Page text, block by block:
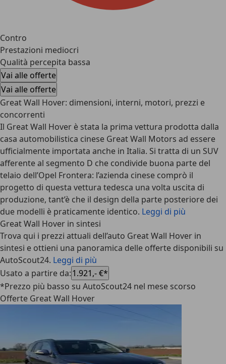
Contro
Prestazioni mediocri
Qualità percepita bassa
Vai alle offerte
Vai alle offerte
Great Wall Hover: dimensioni, interni, motori, prezzi e
concorrenti
Il Great Wall Hover è stata la prima vettura prodotta dalla
casa automobilistica cinese Great Wall Motors ad essere
ufficialmente importata anche in Italia. Si tratta di un SUV
afferente al segmento D che condivide buona parte del
telaio dell’Opel Frontera: l’azienda cinese comprò il
progetto di questa vettura tedesca una volta uscita di
produzione, tant’è che il design della parte posteriore dei
due modelli è praticamente identico. Leggi di più
Great Wall Hover in sintesi
Trova qui i prezzi attuali dell’auto Great Wall Hover in
sintesi e ottieni una panoramica delle offerte disponibili su
AutoScout24. Leggi di più
Usato a partire da:1.921,- €*
*Prezzo più basso su AutoScout24 nel mese scorso
Offerte Great Wall Hover